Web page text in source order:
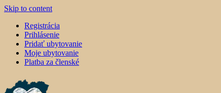
Skip to content
Registrácia
Prihlásenie
Pridať ubytovanie
Moje ubytovanie
Platba za členské